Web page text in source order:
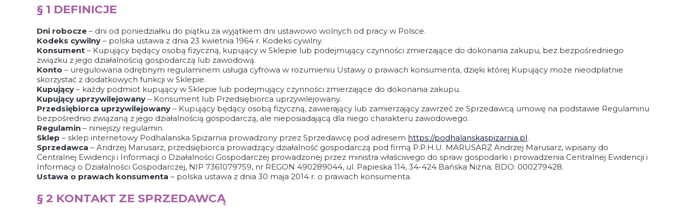
§ 1 DEFINICJE
Dni robocze – dni od poniedziałku do piątku za wyjątkiem dni ustawowo wolnych od pracy w Polsce.
Kodeks cywilny – polska ustawa z dnia 23 kwietnia 1964 r. Kodeks cywilny.
Konsument – Kupujący będący osobą fizyczną, kupujący w Sklepie lub podejmujący czynności zmierzające do dokonania zakupu, bez bezpośredniego
związku z jego działalnością gospodarczą lub zawodową.
Konto – uregulowana odrębnym regulaminem usługa cyfrowa w rozumieniu Ustawy o prawach konsumenta, dzięki której Kupujący może nieodpłatnie
skorzystać z dodatkowych funkcji w Sklepie.
Kupujący – każdy podmiot kupujący w Sklepie lub podejmujący czynności zmierzające do dokonania zakupu.
Kupujący uprzywilejowany – Konsument lub Przedsiębiorca uprzywilejowany.
Przedsiębiorca uprzywilejowany – Kupujący będący osobą fizyczną, zawierający lub zamierzający zawrzeć ze Sprzedawcą umowę na podstawie Regulaminu
bezpośrednio związaną z jego działalnością gospodarczą, ale nieposiadającą dla niego charakteru zawodowego.
Regulamin – niniejszy regulamin.
Sklep – sklep internetowy Podhalanska Spizarnia prowadzony przez Sprzedawcę pod adresem https://podhalanskaspizarnia.pl.
Sprzedawca – Andrzej Marusarz, przedsiębiorca prowadzący działalność gospodarczą pod firmą P.P.H.U. MARUSARZ Andrzej Marusarz, wpisany do
Centralnej Ewidencji i Informacji o Działalności Gospodarczej prowadzonej przez ministra właściwego do spraw gospodarki i prowadzenia Centralnej Ewidencji i
Informacji o Działalności Gospodarczej, NIP 7361079759, nr REGON 490289044, ul. Papieska 114, 34-424 Bańska Niżna; BDO: 000279428.
Ustawa o prawach konsumenta – polska ustawa z dnia 30 maja 2014 r. o prawach konsumenta.
§ 2 KONTAKT ZE SPRZEDAWCĄ